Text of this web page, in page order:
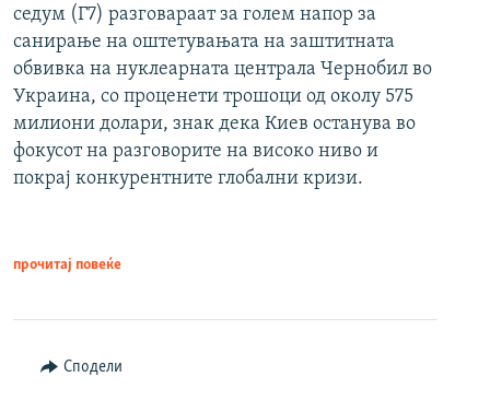
седум (Г7) разговараат за голем напор за
санирање на оштетувањата на заштитната
обвивка на нуклеарната централа Чернобил во
Украина, со проценети трошоци од околу 575
милиони долари, знак дека Киев останува во
фокусот на разговорите на високо ниво и
покрај конкурентните глобални кризи.
прочитај повеќе
Сподели